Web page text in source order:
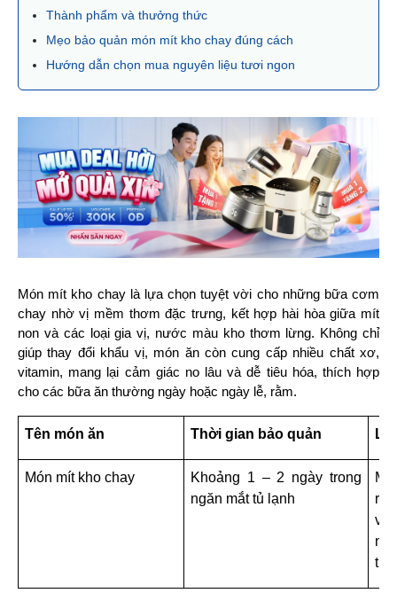
Thành phẩm và thưởng thức
Mẹo bảo quản món mít kho chay đúng cách
Hướng dẫn chọn mua nguyên liệu tươi ngon
Món mít kho chay là lựa chọn tuyệt vời cho những bữa cơm
chay nhờ vị mềm thơm đặc trưng, kết hợp hài hòa giữa mít
non và các loại gia vị, nước màu kho thơm lừng. Không chỉ
giúp thay đổi khẩu vị, món ăn còn cung cấp nhiều chất xơ,
vitamin, mang lại cảm giác no lâu và dễ tiêu hóa, thích hợp
cho các bữa ăn thường ngày hoặc ngày lễ, rằm.
Tên món ăn Thời gian bảo quản
Món mít kho chay
Khoảng 1 – 2 ngày trong
ngăn mắt tủ lạnh
và